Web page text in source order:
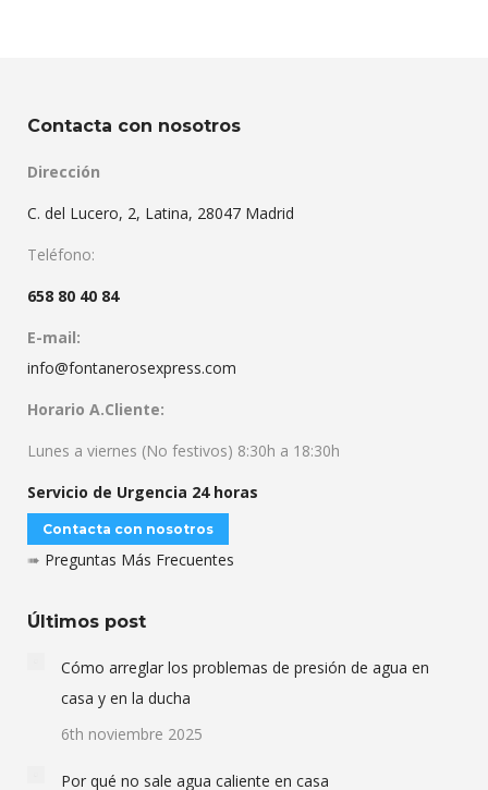
Contacta con nosotros
Dirección
C. del Lucero, 2, Latina, 28047 Madrid
Teléfono:
658 80 40 84
E-mail:
info@fontanerosexpress.com
Horario A.Cliente:
Lunes a viernes (No festivos) 8:30h a 18:30h
Servicio de Urgencia 24 horas
Contacta con nosotros
➠ Preguntas Más Frecuentes
Últimos post
Cómo arreglar los problemas de presión de agua en
casa y en la ducha
6th noviembre 2025
Por qué no sale agua caliente en casa